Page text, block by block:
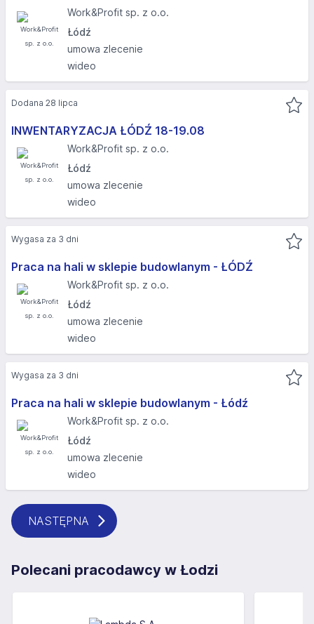
Work&Profit sp. z o.o.
Łódź
umowa zlecenie
wideo
INWENTARYZACJA ŁÓDŹ 18-19.08​
Work&Profit sp. z o.o.
Łódź
umowa zlecenie
wideo
Dodana 28 lipca
Praca na hali w sklepie budowlanym - ŁÓDŹ
Work&Profit sp. z o.o.
Łódź
umowa zlecenie
wideo
Wygasa za 3 dni
Praca na hali w sklepie budowlanym - Łódź
Work&Profit sp. z o.o.
Łódź
umowa zlecenie
wideo
Wygasa za 3 dni
NASTĘPNA
Polecani pracodawcy w Łodzi